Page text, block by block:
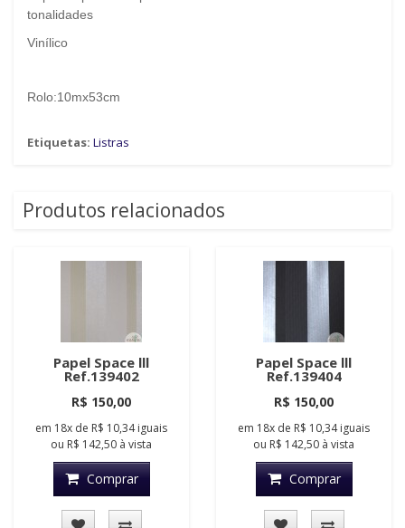
tonalidades
Vinílico
Rolo:10mx53cm
Etiquetas: Listras
Produtos relacionados
Papel Space lll
Ref.139402
R$ 150,00
em 18x de R$ 10,34 iguais
ou R$ 142,50 à vista
Comprar
Papel Space lll
Ref.139404
R$ 150,00
em 18x de R$ 10,34 iguais
ou R$ 142,50 à vista
Comprar